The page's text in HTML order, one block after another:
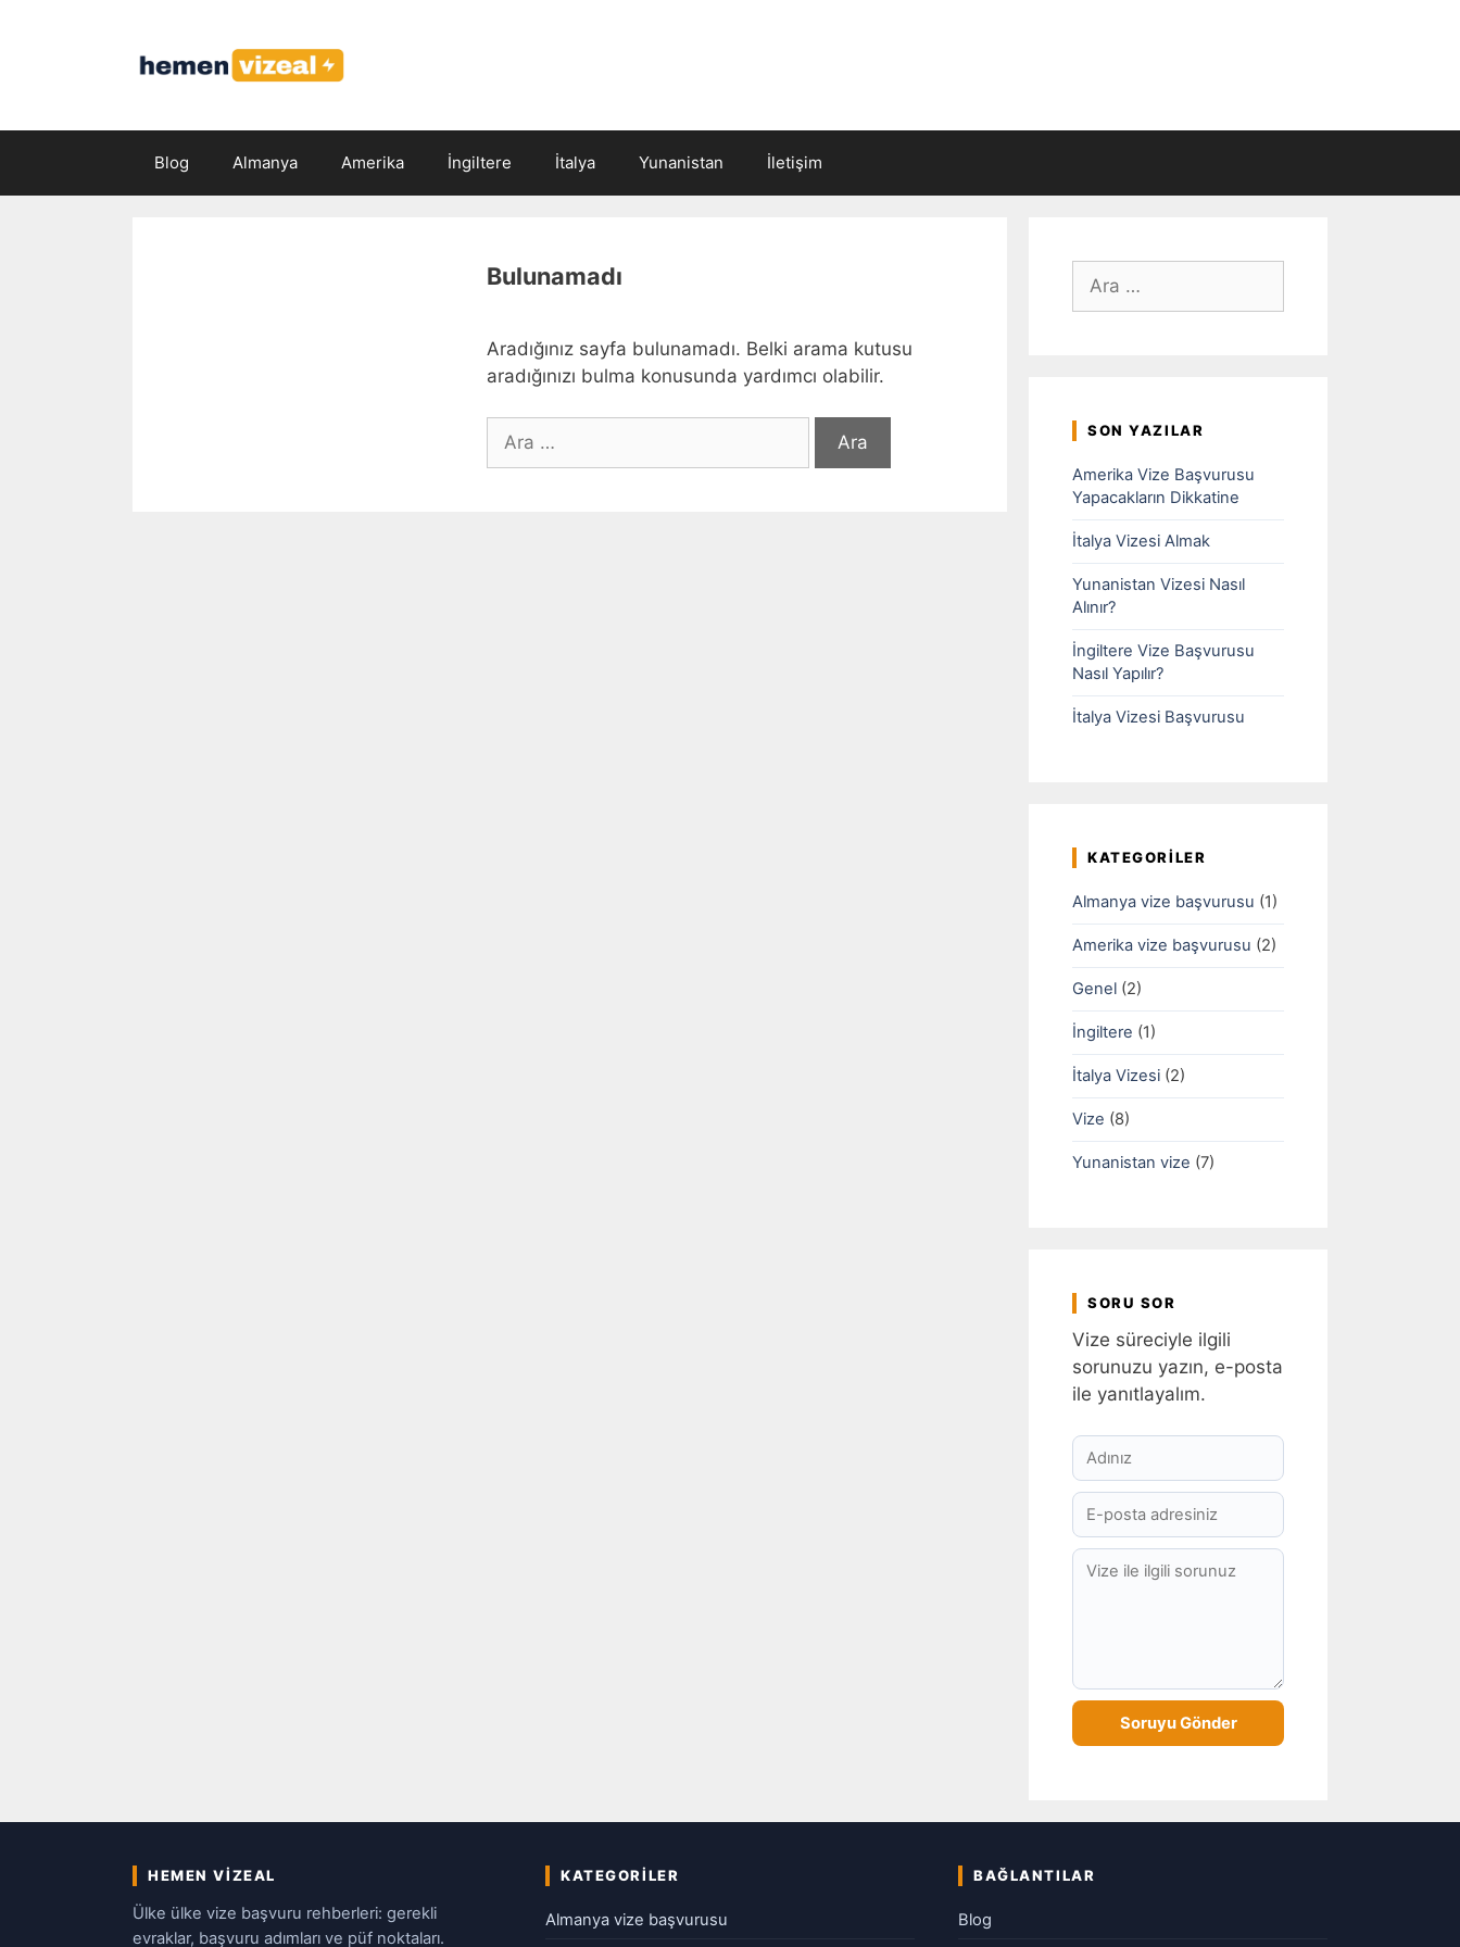
Blog Almanya Amerika İngiltere İtalya Yunanistan İletişim
Bulunamadı
Aradığınız sayfa bulunamadı. Belki arama kutusu
aradığınızı bulma konusunda yardımcı olabilir.
için
ara
SON YAZILAR
Amerika Vize Başvurusu
Yapacakların Dikkatine
İtalya Vizesi Almak
Yunanistan Vizesi Nasıl
Alınır?
İngiltere Vize Başvurusu
Nasıl Yapılır?
İtalya Vizesi Başvurusu
KATEGORILER
Almanya vize başvurusu (1)
Amerika vize başvurusu (2)
Genel (2)
İngiltere (1)
İtalya Vizesi (2)
Vize (8)
Yunanistan vize (7)
SORU SOR
Vize süreciyle ilgili
sorunuzu yazın, e-posta
ile yanıtlayalım.
HEMEN VIZEAL
Ülke ülke vize başvuru rehberleri: gerekli
evraklar, başvuru adımları ve püf noktaları.
KATEGORILER
Almanya vize başvurusu
BAĞLANTILAR
Blog